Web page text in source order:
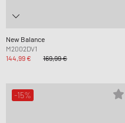
New Balance
M2002DV1
144,99 €
169,99 €
-15%